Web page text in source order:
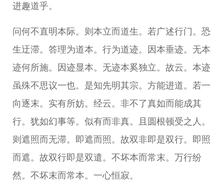
进趣道乎。
问何不直明本际。则本立而道生。若广述行门。恐
生迂滞。答理为道本。行为道迹。因本垂迹。无本
迹何所施。因迹显本。无迹本奚独立。故云。本迹
虽殊不思议一也。是知先明其宗。方能进道。若一
向逐末。实有所妨。经云。非不了真如而能成其
行。犹如幻事等。似有而非真。且圆根顿受之人。
则遮照而无滞。即遮而照。故双非即是双行。即照
而遮。故双行即是双遣。不坏本而常末。万行纷
然。不坏末而常本。一心恒寂。